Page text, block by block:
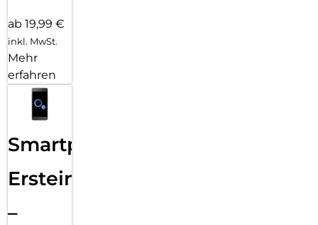
ab 19,99 €
inkl. MwSt.
Mehr
erfahren
Smartphone
Ersteinrichtung
–